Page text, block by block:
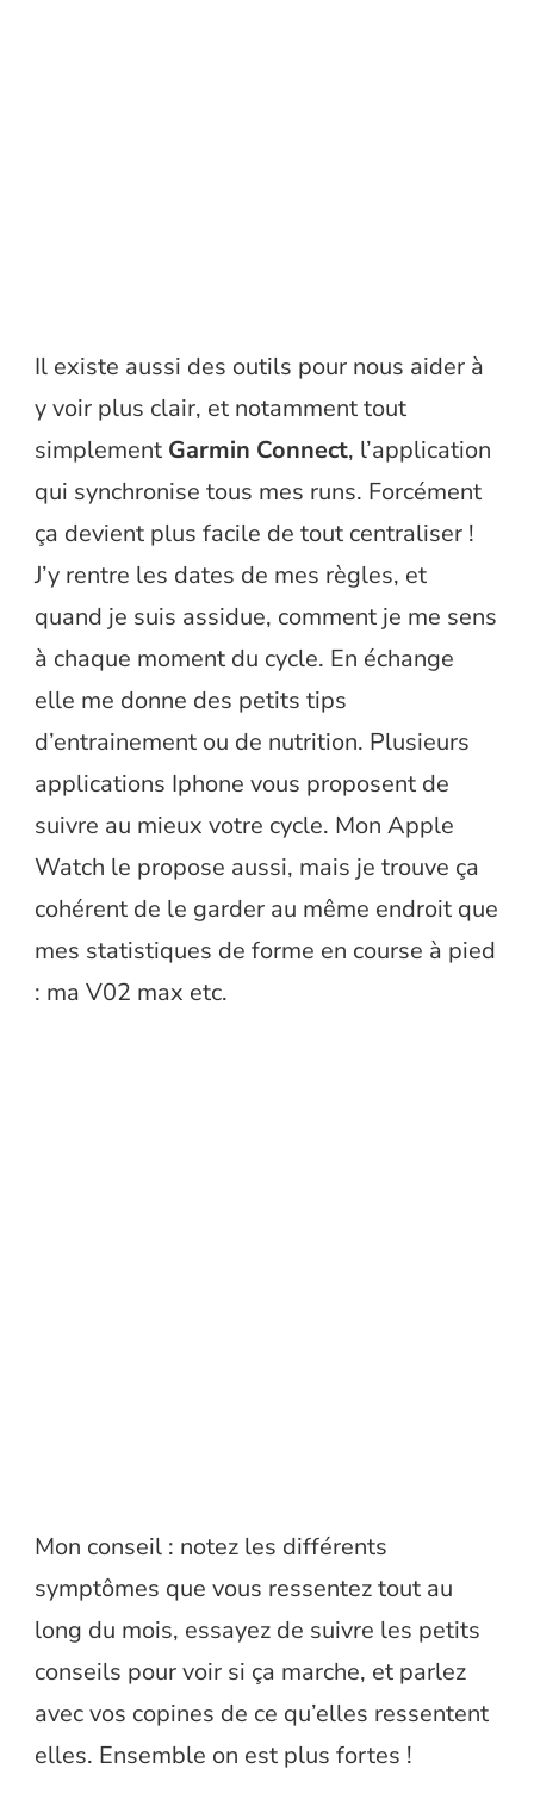
Il existe aussi des outils pour nous aider à
y voir plus clair, et notamment tout
simplement Garmin Connect, l’application
qui synchronise tous mes runs. Forcément
ça devient plus facile de tout centraliser !
J’y rentre les dates de mes règles, et
quand je suis assidue, comment je me sens
à chaque moment du cycle. En échange
elle me donne des petits tips
d’entrainement ou de nutrition. Plusieurs
applications Iphone vous proposent de
suivre au mieux votre cycle. Mon Apple
Watch le propose aussi, mais je trouve ça
cohérent de le garder au même endroit que
mes statistiques de forme en course à pied
: ma V02 max etc.
Mon conseil : notez les différents
symptômes que vous ressentez tout au
long du mois, essayez de suivre les petits
conseils pour voir si ça marche, et parlez
avec vos copines de ce qu’elles ressentent
elles. Ensemble on est plus fortes !